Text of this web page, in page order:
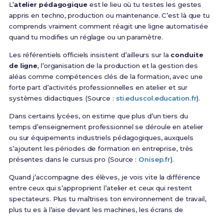
L’atelier pédagogiqueest le lieu où tu testes les gestes
appris en techno, production ou maintenance. C’est là que tu
comprends vraiment comment réagit une ligne automatisée
quand tu modifies un réglage ou un paramètre.
Les référentiels officiels insistent d’ailleurs sur la conduite
de ligne, l’organisation de la production et la gestion des
aléas comme compétences clés de la formation, avec une
forte part d’activités professionnelles en atelier et sur
systèmes didactiques (Source : sti.eduscol.education.fr).
Dans certains lycées, on estime que plus d’un tiers du
temps d’enseignement professionnel se déroule en atelier
ou sur équipements industriels pédagogiques, auxquels
s’ajoutent les périodes de formation en entreprise, très
présentes dans le cursus pro (Source : Onisep.fr).
Quand j’accompagne des élèves, je vois vite la différence
entre ceux qui s’approprient l’atelier et ceux qui restent
spectateurs. Plus tu maîtrises ton environnement de travail,
plus tu es à l’aise devant les machines, les écrans de